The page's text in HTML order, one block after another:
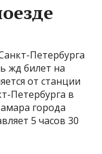
Петербурга
жд билет на
от станции
Петербурга в
города
5 часов 30